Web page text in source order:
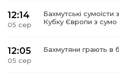
12:14
05 сер
Бахмутські
Кубку Європи з сумо
12:05
05 сер
Бахмутяни грають в